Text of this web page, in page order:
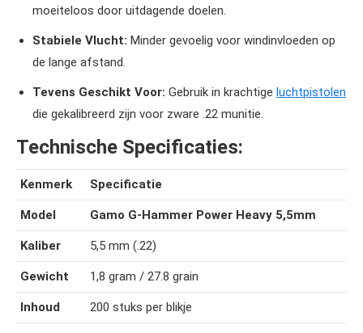
moeiteloos door uitdagende doelen.
Stabiele Vlucht: Minder gevoelig voor windinvloeden op
de lange afstand.
Tevens Geschikt Voor: Gebruik in krachtige luchtpistolen
die gekalibreerd zijn voor zware .22 munitie.
Technische Specificaties:
Kenmerk Specificatie
Model Gamo G-Hammer Power Heavy 5,5mm
Kaliber 5,5 mm (.22)
Gewicht 1,8 gram / 27.8 grain
Inhoud 200 stuks per blikje